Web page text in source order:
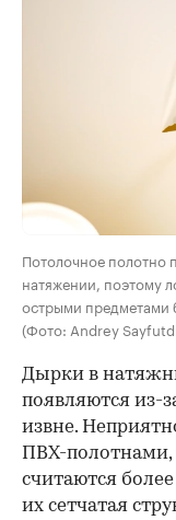
Потолочное полотно
натяжении, поэтому
острыми предметами
(Фото: Andrey
Дырки в
появляются из-
извне.
ПВХ-полотнами,
считаются
их сетчатая